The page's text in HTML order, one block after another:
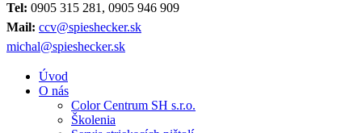
Tel: 0905 315 281, 0905 946 909
Mail: ccv@spieshecker.sk
michal@spieshecker.sk
Úvod
O nás
Color Centrum SH s.r.o.
Školenia